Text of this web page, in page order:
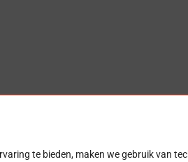
te bieden, maken we gebruik van